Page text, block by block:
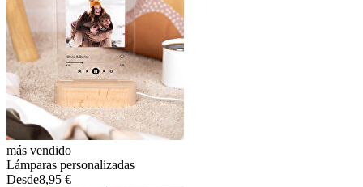
más vendido
Lámparas personalizadas
Desde8,95 €